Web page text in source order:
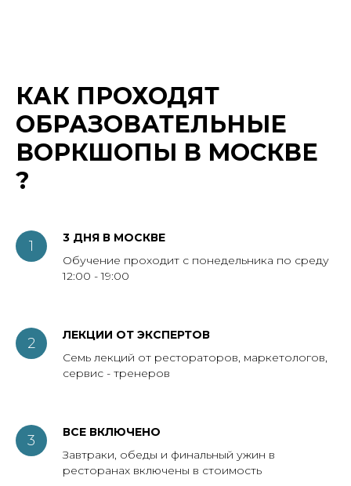
КАК ПРОХОДЯТ
ОБРАЗОВАТЕЛЬНЫЕ
ВОРКШОПЫ В МОСКВЕ
?
3 ДНЯ В МОСКВЕ
Обучение проходит с понедельника по среду
12:00 - 19:00
ЛЕКЦИИ ОТ ЭКСПЕРТОВ
Семь лекций от рестораторов, маркетологов,
сервис - тренеров
ВСЕ ВКЛЮЧЕНО
Завтраки, обеды и финальный ужин в
ресторанах включены в стоимость